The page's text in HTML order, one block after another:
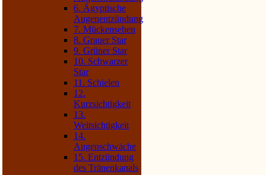
6. Ägyptische
Augenentzündung
7. Mückensehen
8. Grauer Star
9. Grüner Star
10. Schwarzer
Star
11. Schielen
12.
Kurzsichtigkeit
13.
Weitsichtigkeit
14.
Augenschwäche
15. Entzündung
des Tränenkanals